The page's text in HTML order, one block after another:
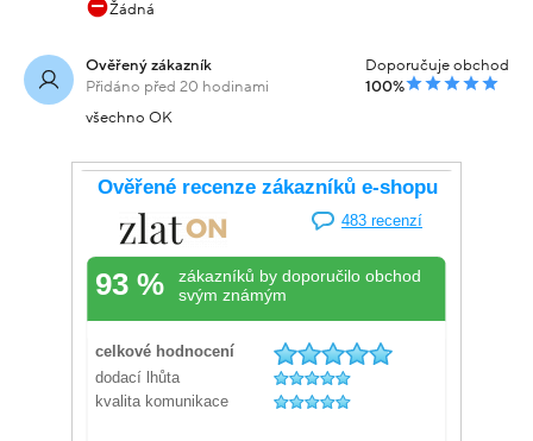
Žádná
Ověřený zákazník
Přidáno před 20 hodinami
Doporučuje obchod
100%
všechno OK